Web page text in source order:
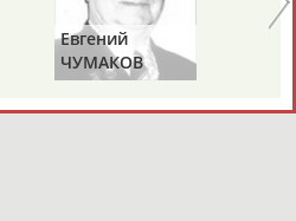
Евгений
ЧУМАКОВ